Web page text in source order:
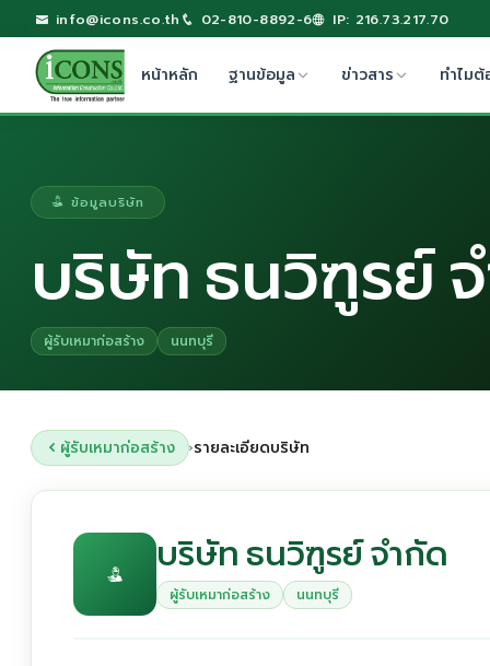
info@icons.co.th 02-810-8892-6 IP: 216.73.217.70
หน้าหลัก ฐานข้อมูล ข่าวสาร ทำไมต้
ข้อมูลบริษัท
บริษัท ธนวิฑูรย์
ผู้รับเหมาก่อสร้าง นนทบุรี
ผู้รับเหมาก่อสร้าง ›รายละเอียดบริษัท
บริษัท ธนวิฑูรย์ จำกัด
ผู้รับเหมาก่อสร้าง นนทบุรี